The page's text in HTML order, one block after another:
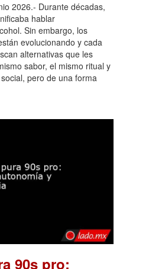
2026.- Durante décadas,
hablar
Sin embargo, los
evolucionando y cada
alternativas que les
sabor, el mismo ritual y
pero de una forma
90s pro: